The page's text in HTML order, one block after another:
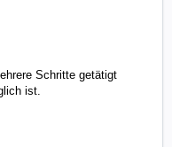
Schritte getätigt
ist.